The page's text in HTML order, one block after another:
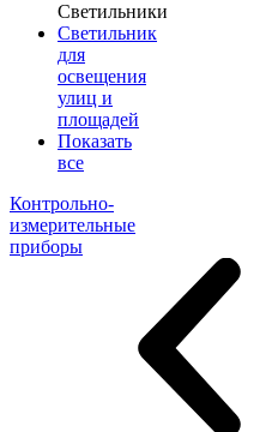
Светильники
Светильник
для
освещения
улиц и
площадей
Показать
все
Контрольно-
измерительные
приборы